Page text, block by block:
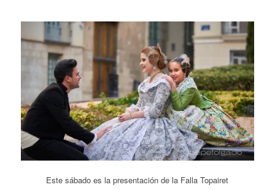
Este sábado es la presentación de la Falla Topairet